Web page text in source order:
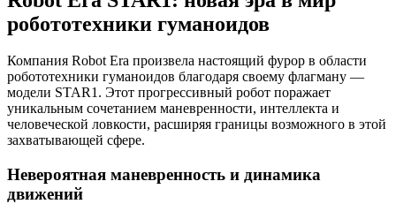
робототехники гуманоидов
Компания Robot Era произвела настоящий фурор в области
робототехники гуманоидов благодаря своему флагману —
модели STAR1. Этот прогрессивный робот поражает
уникальным сочетанием маневренности, интеллекта и
человеческой ловкости, расширяя границы возможного в этой
захватывающей сфере.
Невероятная маневренность и динамика
движений